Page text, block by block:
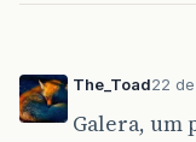
The_Toad22
Galera, um